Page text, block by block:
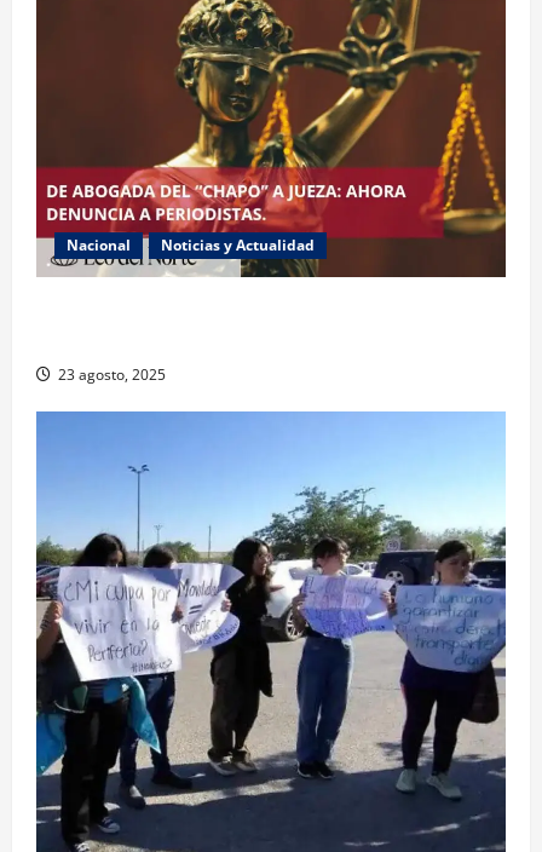
Nacional Noticias y Actualidad
23 agosto, 2025